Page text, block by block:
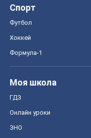
Спорт
Футбол
Хоккей
Формула-1
Моя школа
ГДЗ
Онлайн уроки
ЗНО